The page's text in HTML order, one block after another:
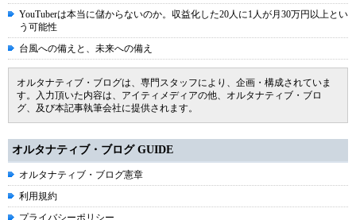
YouTuberは本当に儲からないのか。収益化した20人に1人が月30万円以上とい
う可能性
台風への備えと、未来への備え
オルタナティブ・ブログは、専門スタッフにより、企画・構成されていま
す。入力頂いた内容は、アイティメディアの他、オルタナティブ・ブロ
グ、及び本記事執筆会社に提供されます。
オルタナティブ・ブログ GUIDE
オルタナティブ・ブログ憲章
利用規約